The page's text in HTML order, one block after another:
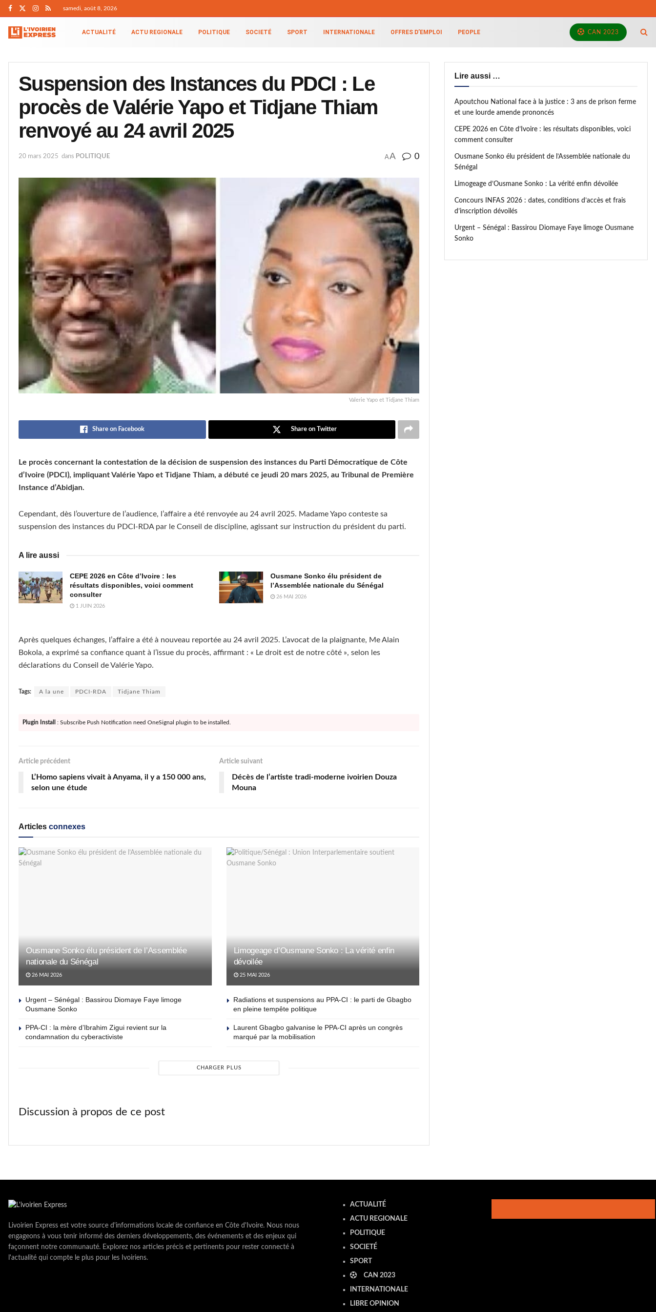
samedi, août 8, 2026
ACTUALITÉ ACTU REGIONALE POLITIQUE SOCIETÉ SPORT INTERNATIONALE OFFRES D’EMPLOI PEOPLE CAN 2023
Suspension des Instances du PDCI : Le
procès de Valérie Yapo et Tidjane Thiam
renvoyé au 24 avril 2025
20 mars 2025 dans POLITIQUE AA 0
Valerie Yapo et Tidjane Thiam
Share on Facebook Share on Twitter
Le procès concernant la contestation de la décision de suspension des instances du Parti Démocratique de Côte
d’Ivoire (PDCI), impliquant Valérie Yapo et Tidjane Thiam, a débuté ce jeudi 20 mars 2025, au Tribunal de Première
Instance d’Abidjan.
Cependant, dès l’ouverture de l’audience, l’affaire a été renvoyée au 24 avril 2025. Madame Yapo conteste sa
suspension des instances du PDCI-RDA par le Conseil de discipline, agissant sur instruction du président du parti.
A lire aussi
CEPE 2026 en Côte d’Ivoire : les
résultats disponibles, voici comment
consulter
1 JUIN 2026
Ousmane Sonko élu président de
l’Assemblée nationale du Sénégal
26 MAI 2026
Après quelques échanges, l’affaire a été à nouveau reportée au 24 avril 2025. L’avocat de la plaignante, Me Alain
Bokola, a exprimé sa confiance quant à l’issue du procès, affirmant : « Le droit est de notre côté », selon les
déclarations du Conseil de Valérie Yapo.
Tags: A la une PDCI-RDA Tidjane Thiam
Plugin Install : Subscribe Push Notification need OneSignal plugin to be installed.
Article précédent
L’Homo sapiens vivait à Anyama, il y a 150 000 ans,
selon une étude
Article suivant
Décès de l’artiste tradi-moderne ivoirien Douza
Mouna
Articles connexes
Ousmane Sonko élu président de l’Assemblée
nationale du Sénégal
26 MAI 2026
Limogeage d’Ousmane Sonko : La vérité enfin
dévoilée
25 MAI 2026
Urgent – Sénégal : Bassirou Diomaye Faye limoge
Ousmane Sonko
Radiations et suspensions au PPA-CI : le parti de Gbagbo
en pleine tempête politique
PPA-CI : la mère d’Ibrahim Zigui revient sur la
condamnation du cyberactiviste
Laurent Gbagbo galvanise le PPA-CI après un congrès
marqué par la mobilisation
CHARGER PLUS
Discussion à propos de ce post
Lire aussi …
Apoutchou National face à la justice : 3 ans de prison ferme
et une lourde amende prononcés
CEPE 2026 en Côte d’Ivoire : les résultats disponibles, voici
comment consulter
Ousmane Sonko élu président de l’Assemblée nationale du
Sénégal
Limogeage d’Ousmane Sonko : La vérité enfin dévoilée
Concours INFAS 2026 : dates, conditions d’accès et frais
d’inscription dévoilés
Urgent – Sénégal : Bassirou Diomaye Faye limoge Ousmane
Sonko
Livoirien Express est votre source d'informations locale de confiance en Côte d'Ivoire. Nous nous
engageons à vous tenir informé des derniers développements, des événements et des enjeux qui
façonnent notre communauté. Explorez nos articles précis et pertinents pour rester connecté à
l'actualité qui compte le plus pour les Ivoiriens.
ACTUALITÉ
ACTU REGIONALE
POLITIQUE
SOCIETÉ
SPORT
CAN 2023
INTERNATIONALE
LIBRE OPINION